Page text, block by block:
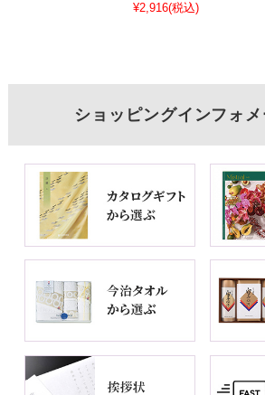
¥2,916(税込)
ショッピングインフォ